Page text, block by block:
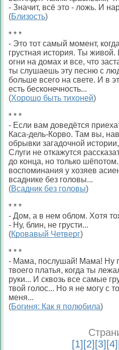
- Значит, всё это - ложь. И
(Близость)
* * *
- Это тот самый момент,
грустная история. Ты
огни на домах и все, что
ты слушаешь эту песню с
больше всего на свете. И в
есть бесконечность...
(Хорошо быть тихоней)
* * *
- Если вам доведётся
Каса-дель-Корво. Там вы,
обрывки загадочной
Слуги не откажутся
до конца, но только
воспоминания у хозяев
всаднике без головы...
(Всадник без головы)
* * *
- Дом, а в нем облом. Хотя
- Ну, блин, не грусти...
(Кровавый Четверг)
* * *
- Мама, послушай! Мама! Ну
твоего платья, когда ты
руки... И сквозь все самые
твой голос... Но я не могу с
меня...
(Богиня: Как я полюбила)
[1][2][3][4